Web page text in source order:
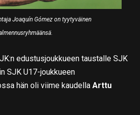
Joaquín Gómez on tyytyväinen
edustusjoukkueen taustalle SJK
SJK U17-joukkueen
hän oli viime kaudellaArttu